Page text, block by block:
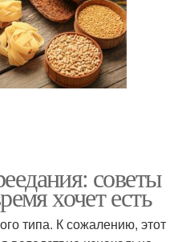
советы
хочет есть
типа. К сожалению, этот